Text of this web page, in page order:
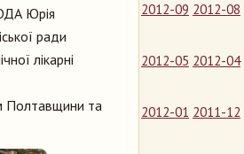
2012-09 2012-08
2012-05 2012-04
2012-01 2011-12
Юрія
ради
лікарні
Полтавщини та